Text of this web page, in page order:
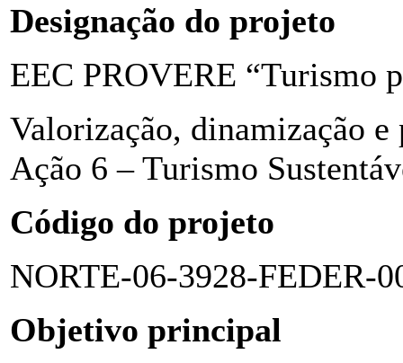
Designação do projeto
EEC PROVERE “Turismo
Valorização, dinamização
Ação 6 – Turismo
Código do projeto
NORTE-06-3928-FEDER-
Objetivo principal